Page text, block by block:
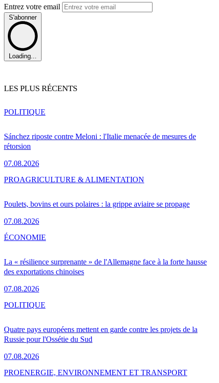
Entrez votre email
S'abonner
Loading...
LES PLUS RÉCENTS
Sánchez riposte contre Meloni : l'Italie menacée de mesures de
rétorsion
07.08.2026
POLITIQUE
Poulets, bovins et ours polaires : la grippe aviaire se propage
07.08.2026
PROAGRICULTURE & ALIMENTATION
La « résilience surprenante » de l'Allemagne face à la forte hausse
des exportations chinoises
07.08.2026
ÉCONOMIE
Quatre pays européens mettent en garde contre les projets de la
Russie pour l'Ossétie du Sud
07.08.2026
POLITIQUE
PROENERGIE, ENVIRONNEMENT ET TRANSPORT